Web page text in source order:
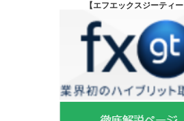
【エフエックスジーティー